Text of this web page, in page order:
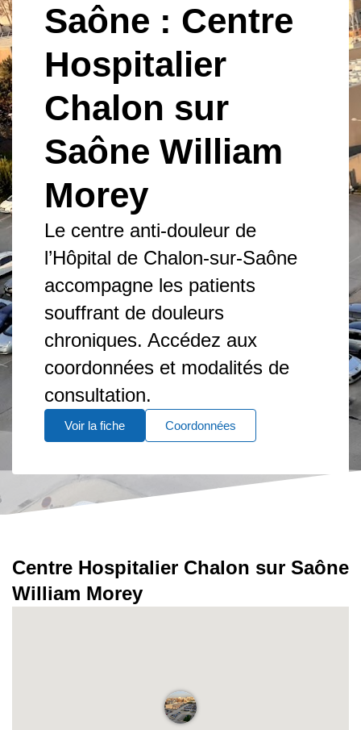
Saône : Centre
Hospitalier
Chalon sur
Saône William
Morey
Le centre anti-douleur de
l’Hôpital de Chalon-sur-Saône
accompagne les patients
souffrant de douleurs
chroniques. Accédez aux
coordonnées et modalités de
consultation.
Voir la fiche Coordonnées
Centre Hospitalier Chalon sur Saône
William Morey